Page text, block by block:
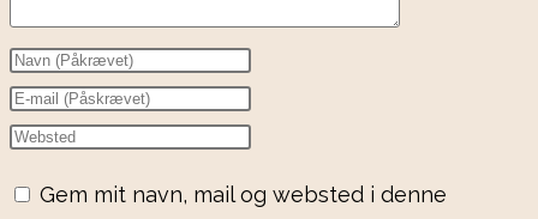
Gem mit navn, mail og websted i denne